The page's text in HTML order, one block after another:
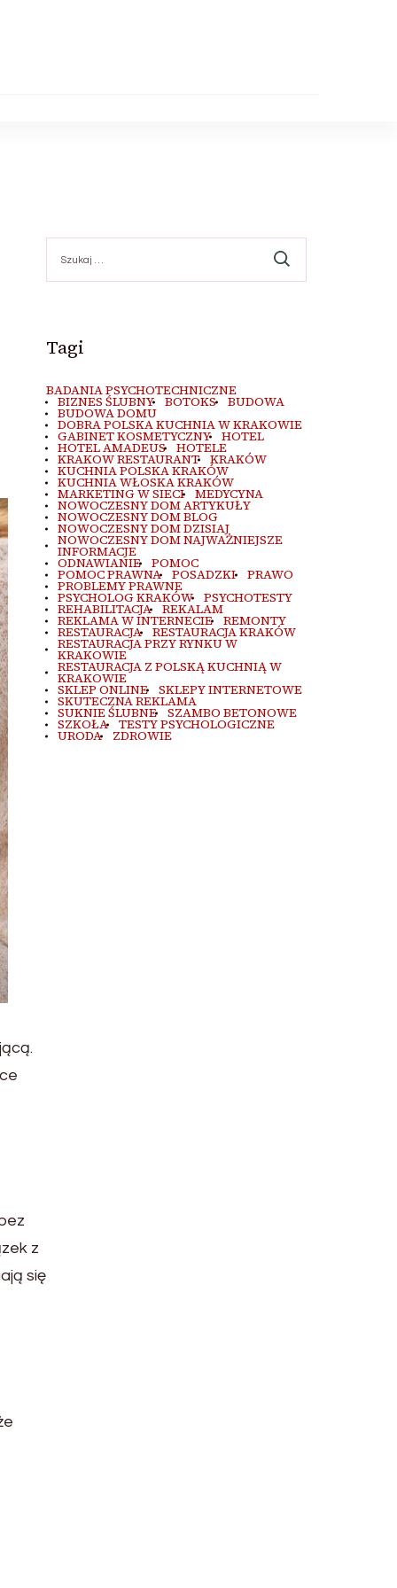
z
się
Tagi
BADANIA PSYCHOTECHNICZNE
BIZNES ŚLUBNY BOTOKS BUDOWA
BUDOWA DOMU
DOBRA POLSKA KUCHNIA W KRAKOWIE
GABINET KOSMETYCZNY HOTEL
HOTEL AMADEUS HOTELE
KRAKOW RESTAURANT KRAKÓW
KUCHNIA POLSKA KRAKÓW
KUCHNIA WŁOSKA KRAKÓW
MARKETING W SIECI MEDYCYNA
NOWOCZESNY DOM ARTYKUŁY
NOWOCZESNY DOM BLOG
NOWOCZESNY DOM DZISIAJ
NOWOCZESNY DOM NAJWAŻNIEJSZE
INFORMACJE
ODNAWIANIE POMOC
POMOC PRAWNA POSADZKI PRAWO
PROBLEMY PRAWNE
PSYCHOLOG KRAKÓW PSYCHOTESTY
REHABILITACJA REKALAM
REKLAMA W INTERNECIE REMONTY
RESTAURACJA RESTAURACJA KRAKÓW
RESTAURACJA PRZY RYNKU W
KRAKOWIE
RESTAURACJA Z POLSKĄ KUCHNIĄ W
KRAKOWIE
SKLEP ONLINE SKLEPY INTERNETOWE
SKUTECZNA REKLAMA
SUKNIE ŚLUBNE SZAMBO BETONOWE
SZKOŁA TESTY PSYCHOLOGICZNE
URODA ZDROWIE